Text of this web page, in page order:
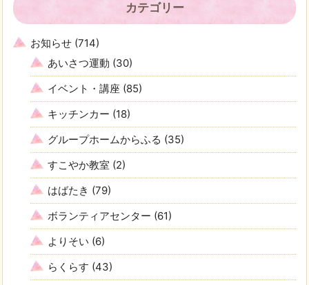
カテゴリー
お知らせ (714)
あいさつ運動 (30)
イベント・講座 (85)
キッチンカー (18)
グループホームからふる (35)
すこやか教室 (2)
はばたき (79)
ボランティアセンター (61)
よりそい (6)
らくらす (43)